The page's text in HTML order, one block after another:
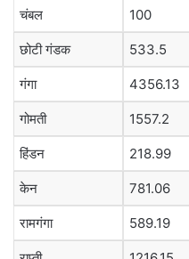
चंबल 100
छोटी गंडक 533.5
गंगा 4356.13
गोमती 1557.2
हिंडन 218.99
केन 781.06
रामगंगा 589.19